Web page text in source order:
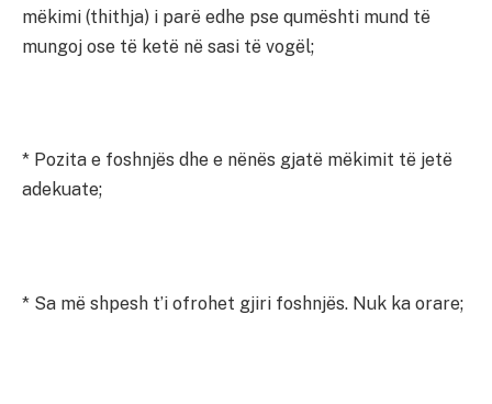
mëkimi (thithja) i parë edhe pse qumështi mund të
mungoj ose të ketë në sasi të vogël;
* Pozita e foshnjës dhe e nënës gjatë mëkimit të jetë
adekuate;
* Sa më shpesh t’i ofrohet gjiri foshnjës. Nuk ka orare;